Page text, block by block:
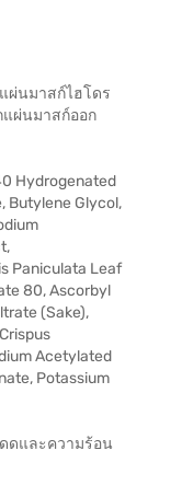
ผ่นมาสก์ไฮโดร
ผ่นมาสก์ออก
Hydrogenated
Butylene Glycol,
Paniculata Leaf
80, Ascorbyl
(Sake),
Acetylated
Potassium
ดและความร้อน